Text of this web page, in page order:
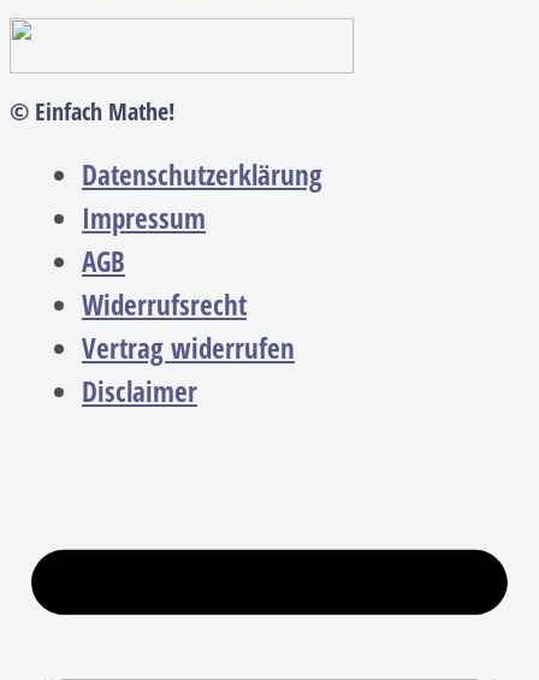
© Einfach Mathe!
Datenschutzerklärung
Impressum
AGB
Widerrufsrecht
Vertrag widerrufen
Disclaimer